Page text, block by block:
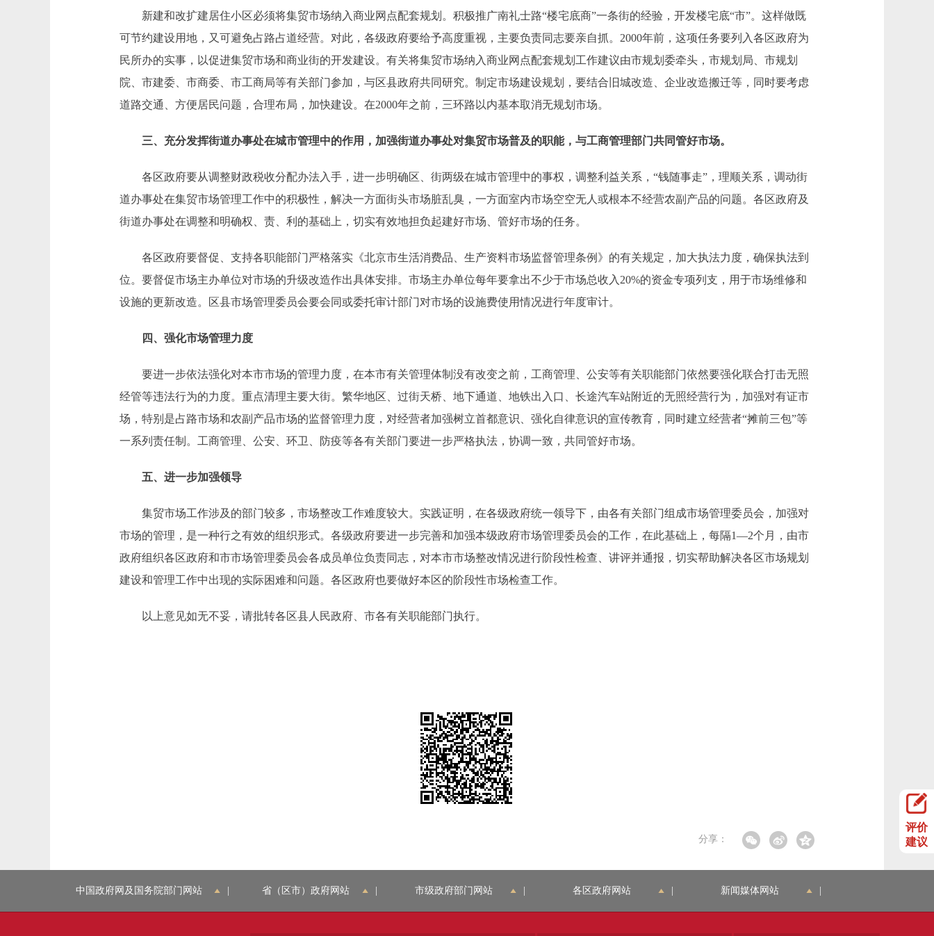
新建和改扩建居住小区必须将集贸市场纳入商业网点配套规划。积极推广南礼士路“楼宅底商”一条街的经验，开发楼宅底“市”。这样做既
可节约建设用地，又可避免占路占道经营。对此，各级政府要给予高度重视，主要负责同志要亲自抓。2000年前，这项任务要列入各区政府为
民所办的实事，以促进集贸市场和商业街的开发建设。有关将集贸市场纳入商业网点配套规划工作建议由市规划委牵头，市规划局、市规划
院、市建委、市商委、市工商局等有关部门参加，与区县政府共同研究。制定市场建设规划，要结合旧城改造、企业改造搬迁等，同时要考虑
道路交通、方便居民问题，合理布局，加快建设。在2000年之前，三环路以内基本取消无规划市场。
三、充分发挥街道办事处在城市管理中的作用，加强街道办事处对集贸市场普及的职能，与工商管理部门共同管好市场。
各区政府要从调整财政税收分配办法入手，进一步明确区、街两级在城市管理中的事权，调整利益关系，“钱随事走”，理顺关系，调动街
道办事处在集贸市场管理工作中的积极性，解决一方面街头市场脏乱臭，一方面室内市场空空无人或根本不经营农副产品的问题。各区政府及
街道办事处在调整和明确权、责、利的基础上，切实有效地担负起建好市场、管好市场的任务。
各区政府要督促、支持各职能部门严格落实《北京市生活消费品、生产资料市场监督管理条例》的有关规定，加大执法力度，确保执法到
位。要督促市场主办单位对市场的升级改造作出具体安排。市场主办单位每年要拿出不少于市场总收入20%的资金专项列支，用于市场维修和
设施的更新改造。区县市场管理委员会要会同或委托审计部门对市场的设施费使用情况进行年度审计。
四、强化市场管理力度
要进一步依法强化对本市市场的管理力度，在本市有关管理体制没有改变之前，工商管理、公安等有关职能部门依然要强化联合打击无照
经管等违法行为的力度。重点清理主要大街。繁华地区、过街天桥、地下通道、地铁出入口、长途汽车站附近的无照经营行为，加强对有证市
场，特别是占路市场和农副产品市场的监督管理力度，对经营者加强树立首都意识、强化自律意识的宣传教育，同时建立经营者“摊前三包”等
一系列责任制。工商管理、公安、环卫、防疫等各有关部门要进一步严格执法，协调一致，共同管好市场。
五、进一步加强领导
集贸市场工作涉及的部门较多，市场整改工作难度较大。实践证明，在各级政府统一领导下，由各有关部门组成市场管理委员会，加强对
市场的管理，是一种行之有效的组织形式。各级政府要进一步完善和加强本级政府市场管理委员会的工作，在此基础上，每隔1―2个月，由市
政府组织各区政府和市市场管理委员会各成员单位负责同志，对本市市场整改情况进行阶段性检查、讲评并通报，切实帮助解决各区市场规划
建设和管理工作中出现的实际困难和问题。各区政府也要做好本区的阶段性市场检查工作。
以上意见如无不妥，请批转各区县人民政府、市各有关职能部门执行。
分享：
评价
建议
中国政府网及国务院部门网站 省（区市）政府网站 市级政府部门网站 各区政府网站 新闻媒体网站